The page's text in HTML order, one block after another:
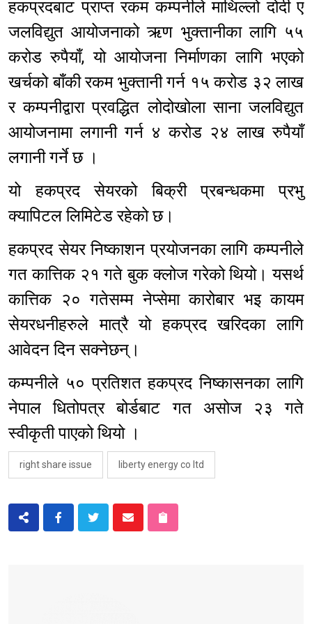
हकप्रदबाट प्राप्त रकम कम्पनीले माथिल्लो दोर्दी ए
जलविद्युत आयोजनाको ऋण भुक्तानीका लागि ५५
करोड रुपैयाँ, यो आयोजना निर्माणका लागि भएको
खर्चको बाँकी रकम भुक्तानी गर्न १५ करोड ३२ लाख
र कम्पनीद्वारा प्रवद्धित लोदोखोला साना जलविद्युत
आयोजनामा लगानी गर्न ४ करोड २४ लाख रुपैयाँ
लगानी गर्ने छ ।
यो हकप्रद सेयरको बिक्री प्रबन्धकमा प्रभु
क्यापिटल लिमिटेड रहेको छ।
हकप्रद सेयर निष्काशन प्रयोजनका लागि कम्पनीले
गत कात्तिक २१ गते बुक क्लोज गरेको थियो। यसर्थ
कात्तिक २० गतेसम्म नेप्सेमा कारोबार भइ कायम
सेयरधनीहरुले मात्रै यो हकप्रद खरिदका लागि
आवेदन दिन सक्नेछन्।
कम्पनीले ५० प्रतिशत हकप्रद निष्कासनका लागि
नेपाल धितोपत्र बोर्डबाट गत असोज २३ गते
स्वीकृती पाएको थियो ।
right share issue liberty energy co ltd